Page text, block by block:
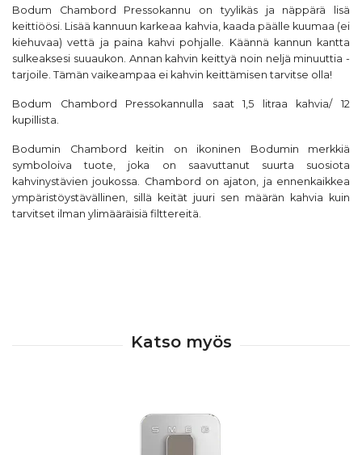
Bodum Chambord Pressokannu on tyylikäs ja näppärä lisä
keittiöösi. Lisää kannuun karkeaa kahvia, kaada päälle kuumaa (ei
kiehuvaa) vettä ja paina kahvi pohjalle. Käännä kannun kantta
sulkeaksesi suuaukon. Annan kahvin keittyä noin neljä minuuttia -
tarjoile. Tämän vaikeampaa ei kahvin keittämisen tarvitse olla!
Bodum Chambord Pressokannulla saat 1,5 litraa kahvia/ 12
kupillista.
Bodumin Chambord keitin on ikoninen Bodumin merkkiä
symboloiva tuote, joka on saavuttanut suurta suosiota
kahvinystävien joukossa. Chambord on ajaton, ja ennenkaikkea
ympäristöystävällinen, sillä keität juuri sen määrän kahvia kuin
tarvitset ilman ylimääräisiä filttereitä.